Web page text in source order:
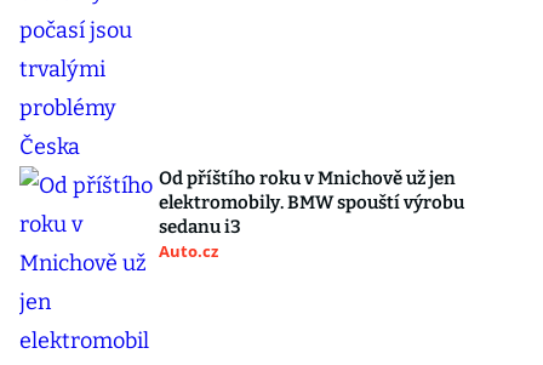
Od příštího roku v Mnichově už jen
elektromobily. BMW spouští výrobu
sedanu i3
Auto.cz